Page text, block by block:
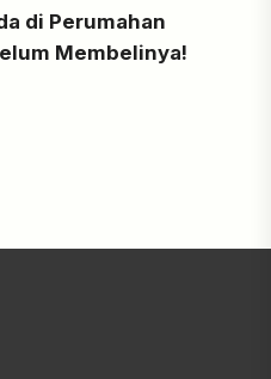
di Perumahan
Membelinya!